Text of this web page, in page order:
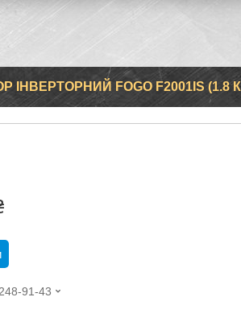
ІНВЕРТОРНИЙ FOGO F2001IS (1.8
91-43